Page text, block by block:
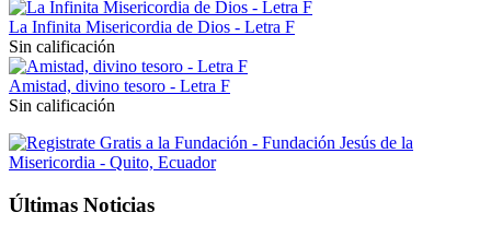
La Infinita Misericordia de Dios - Letra F
Sin calificación
Amistad, divino tesoro - Letra F
Sin calificación
Últimas Noticias